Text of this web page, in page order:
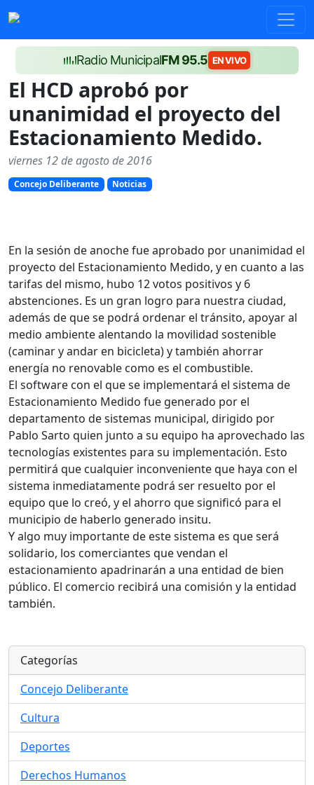
Radio MunicipalFM 95.5 EN VIVO
El HCD aprobó por
unanimidad el proyecto del
Estacionamiento Medido.
viernes 12 de agosto de 2016
Concejo Deliberante Noticias
En la sesión de anoche fue aprobado por unanimidad el
proyecto del Estacionamiento Medido, y en cuanto a las
tarifas del mismo, hubo 12 votos positivos y 6
abstenciones. Es un gran logro para nuestra ciudad,
además de que se podrá ordenar el tránsito, apoyar al
medio ambiente alentando la movilidad sostenible
(caminar y andar en bicicleta) y también ahorrar
energía no renovable como es el combustible.
El software con el que se implementará el sistema de
Estacionamiento Medido fue generado por el
departamento de sistemas municipal, dirigido por
Pablo Sarto quien junto a su equipo ha aprovechado las
tecnologías existentes para su implementación. Esto
permitirá que cualquier inconveniente que haya con el
sistema inmediatamente podrá ser resuelto por el
equipo que lo creó, y el ahorro que significó para el
municipio de haberlo generado insitu.
Y algo muy importante de este sistema es que será
solidario, los comerciantes que vendan el
estacionamiento apadrinarán a una entidad de bien
público. El comercio recibirá una comisión y la entidad
también.
Categorías
Concejo Deliberante
Cultura
Deportes
Derechos Humanos